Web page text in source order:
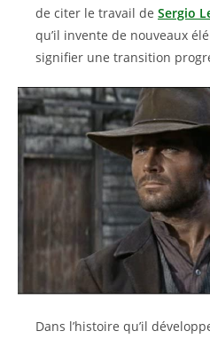
de citer le travail de Sergio
qu’il invente de nouveaux
signifier une transition
Dans l’histoire qu’il